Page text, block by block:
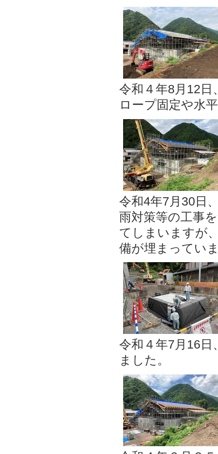
令和４年8月12
ロープ固定や水
令和4年7月30日
雨対策等の工事
てしまいますが
備が埋まってい
令和４年7月16
ました。